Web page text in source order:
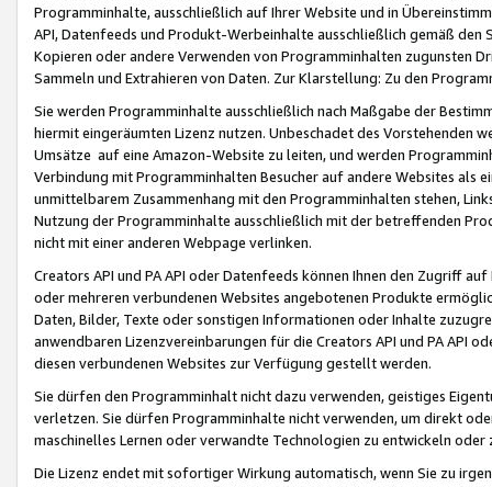
Programminhalte, ausschließlich auf Ihrer Website und in
API, Datenfeeds und Produkt-Werbeinhalte ausschließlich gemäß
Kopieren oder andere Verwenden von Programminhalten zugunsten
Sammeln und Extrahieren von Daten. Zur Klarstellung: Zu den
Sie werden Programminhalte ausschließlich nach Maßgabe der
hiermit eingeräumten Lizenz nutzen. Unbeschadet des Vorstehenden
Umsätze auf eine Amazon-Website zu leiten, und werden
Verbindung mit Programminhalten Besucher auf andere Websites als
unmittelbarem Zusammenhang mit den Programminhalten stehen,
Nutzung der Programminhalte ausschließlich mit der betreffenden
nicht mit einer anderen Webpage verlinken.
Creators API und PA API oder Datenfeeds können Ihnen den Zugriff
oder mehreren verbundenen Websites angebotenen Produkte
Daten, Bilder, Texte oder sonstigen Informationen oder Inhalte
anwendbaren Lizenzvereinbarungen für die Creators API und PA API
diesen verbundenen Websites zur Verfügung gestellt werden.
Sie dürfen den Programminhalt nicht dazu verwenden, geistiges
verletzen. Sie dürfen Programminhalte nicht verwenden, um direkt
maschinelles Lernen oder verwandte Technologien zu entwickeln
Die Lizenz endet mit sofortiger Wirkung automatisch, wenn Sie zu